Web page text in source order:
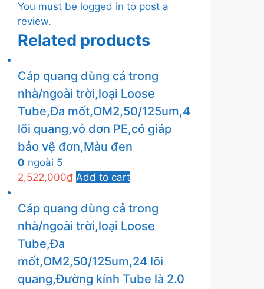
You must be logged in to post a
review.
Related products
Cáp quang dùng cả trong
nhà/ngoài trời,loại Loose
Tube,Đa mốt,OM2,50/125um,4
lõi quang,vỏ dơn PE,có giáp
bảo vệ đơn,Màu đen
0 ngoài 5
2,522,000₫ Add to cart
Cáp quang dùng cả trong
nhà/ngoài trời,loại Loose
Tube,Đa
mốt,OM2,50/125um,24 lõi
quang,Đường kính Tube là 2.0